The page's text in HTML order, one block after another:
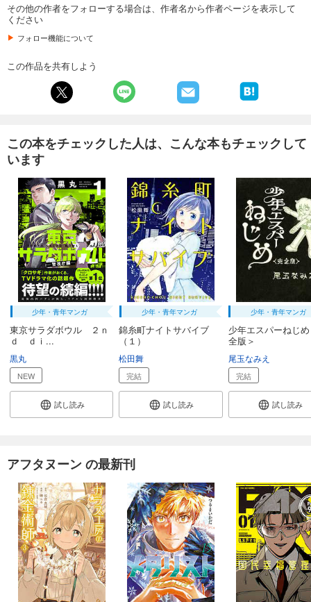
その他の作者をフォローする場合は、作者名から作者ページを表示して
ください
フォロー機能について
この作品を共有しよう
この本をチェックした人は、こんな本もチェックして
います
少年・青年マンガ
東京サラダボウル ２ｎ
ｄ ｄｉ...
黒丸
NEW
試し読み
少年・青年マンガ
錦糸町ナイトサバイブ
（１）
松田舞
完結
試し読み
少年・青年マンガ
少年エスパーねじ
全版＞
尾玉なみえ
完結
試し読み
アフタヌーン の最新刊